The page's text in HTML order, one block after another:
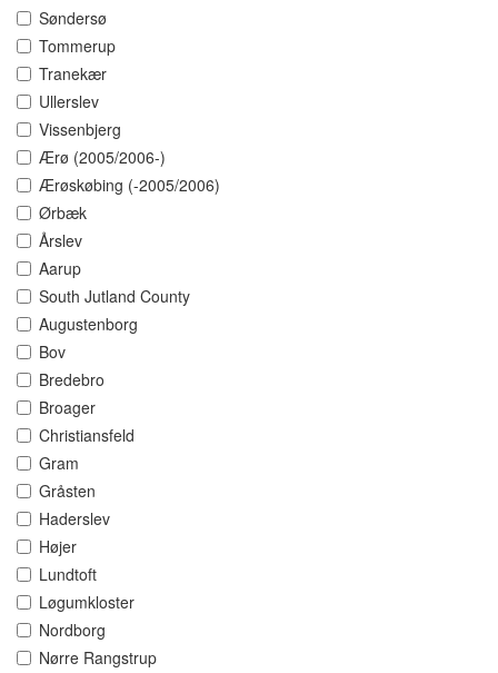
Søndersø
Tommerup
Tranekær
Ullerslev
Vissenbjerg
Ærø (2005/2006-)
Ærøskøbing (-2005/2006)
Ørbæk
Årslev
Aarup
South Jutland County
Augustenborg
Bov
Bredebro
Broager
Christiansfeld
Gram
Gråsten
Haderslev
Højer
Lundtoft
Løgumkloster
Nordborg
Nørre Rangstrup